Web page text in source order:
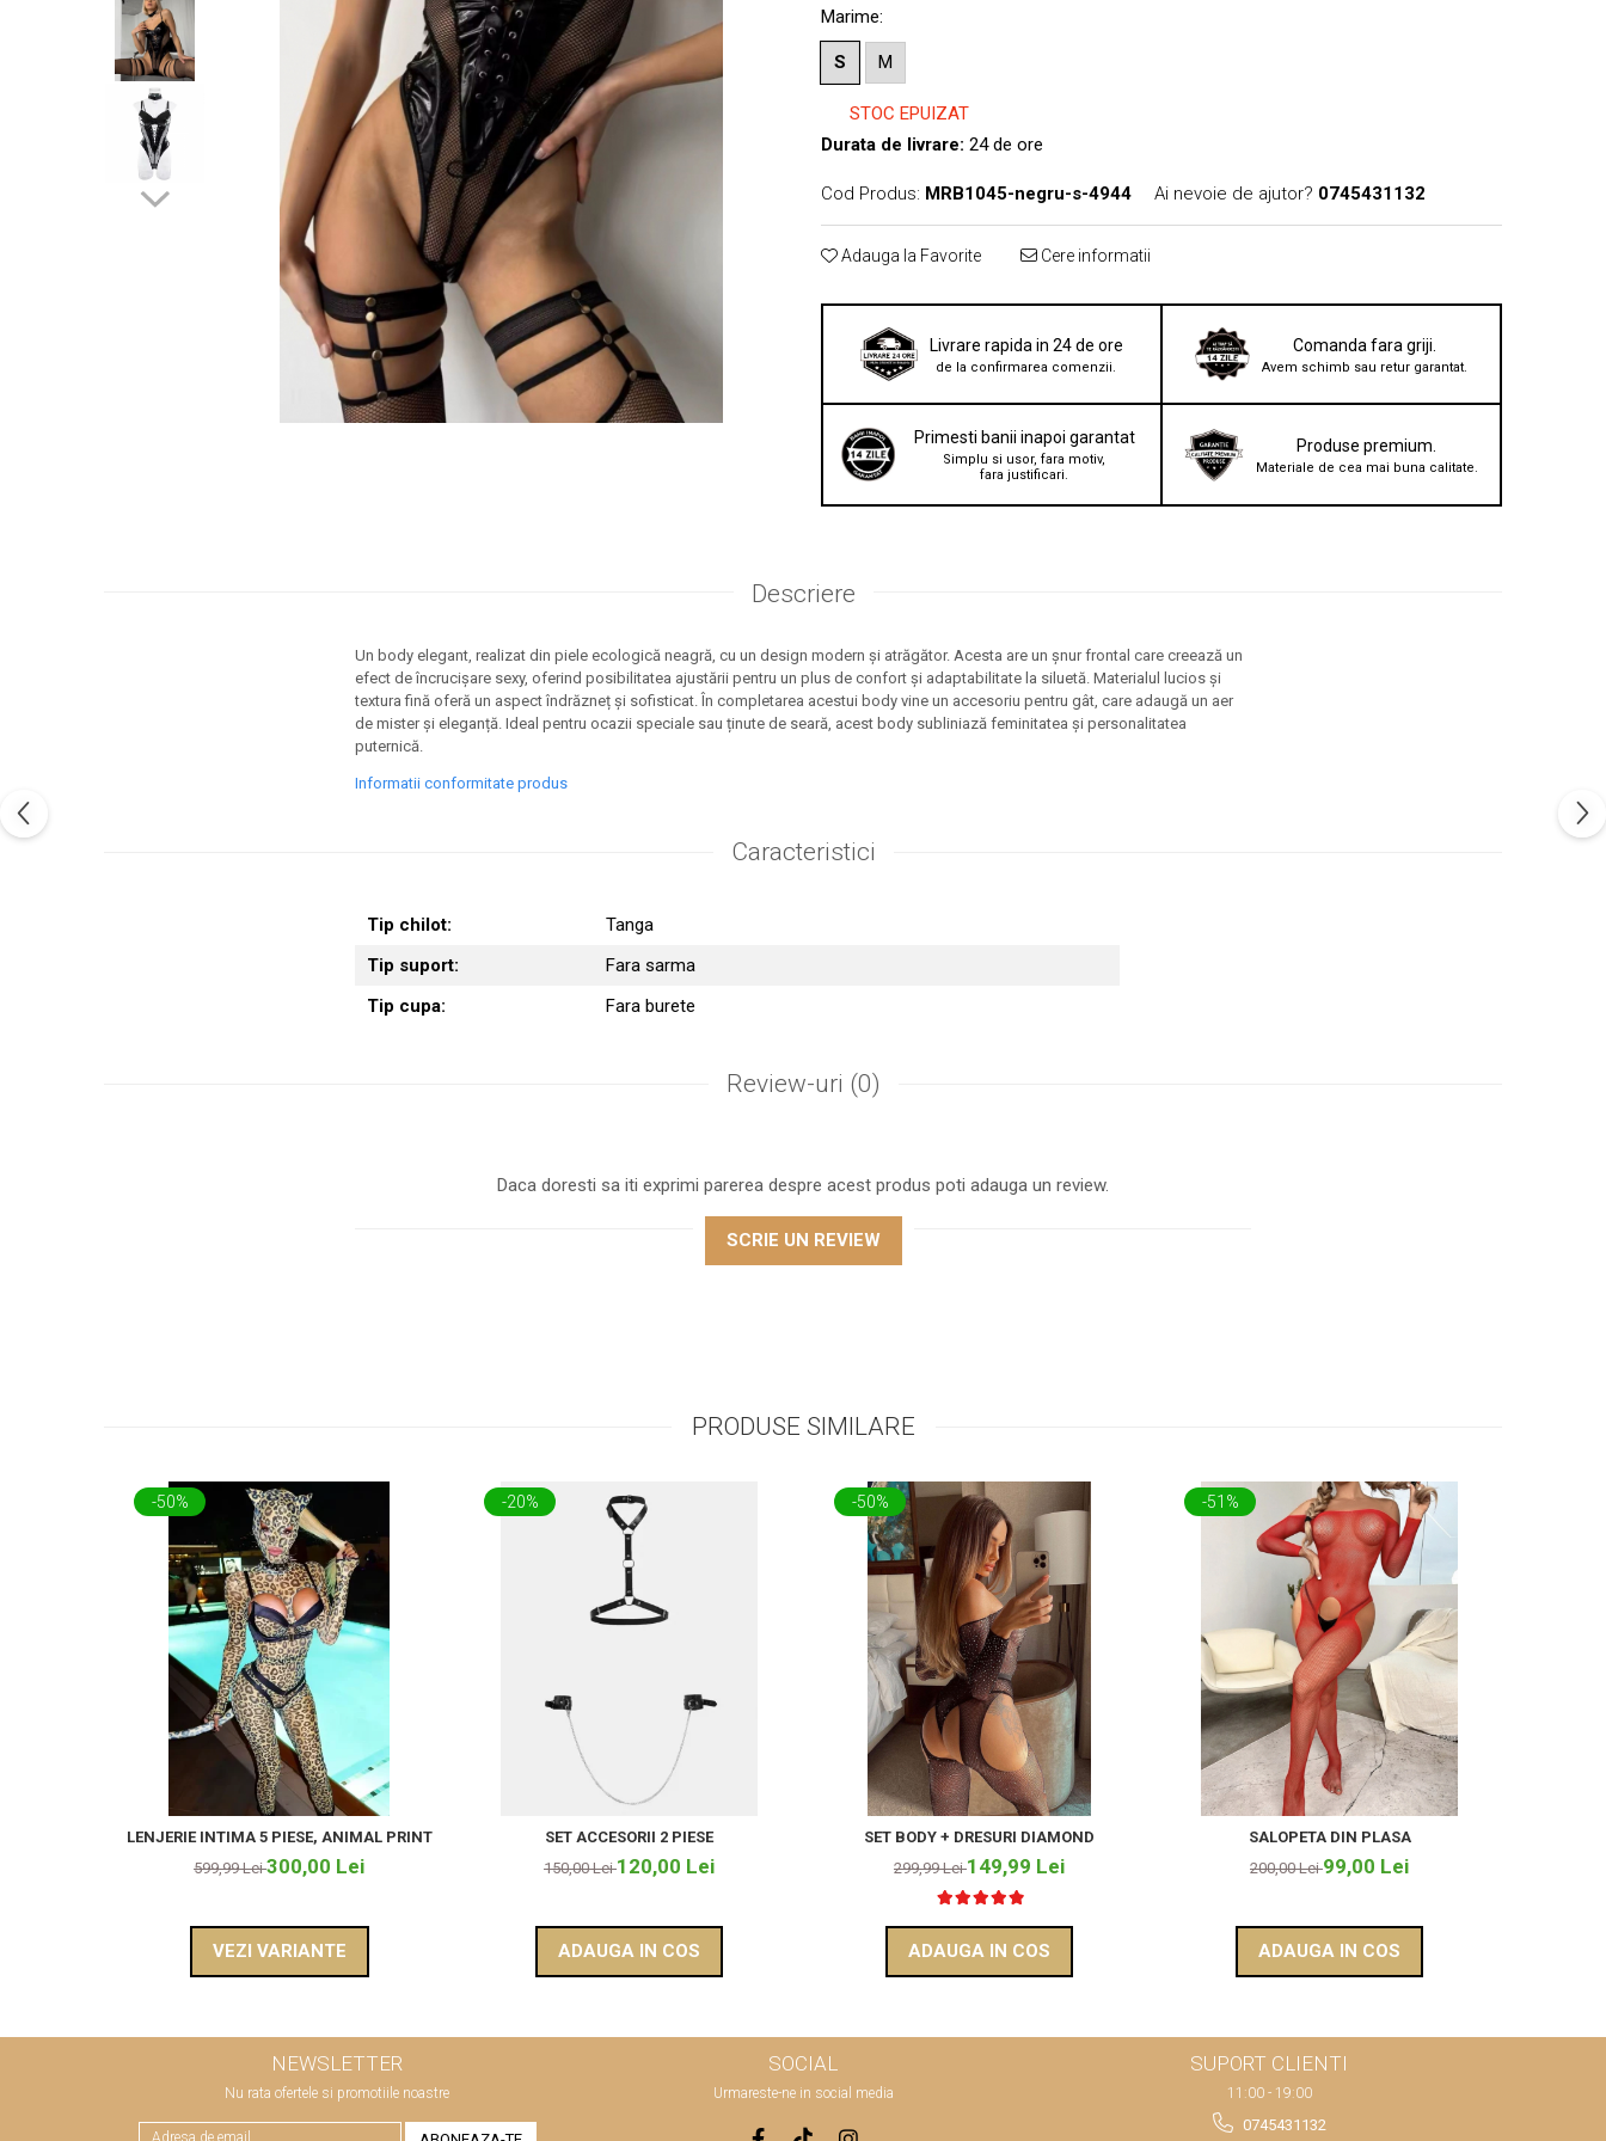
Marime:
S M
STOC EPUIZAT
Durata de livrare: 24 de ore
Cod Produs: MRB1045-negru-s-4944 Ai nevoie de ajutor? 0745431132
Adauga la Favorite Cere informatii
Livrare rapida in 24 de ore
de la confirmarea comenzii.
Comanda fara griji.
Avem schimb sau retur garantat.
Primesti banii inapoi garantat
Simplu si usor, fara motiv,
fara justificari.
Produse premium.
Materiale de cea mai buna calitate.
Descriere
Un body elegant, realizat din piele ecologică neagră, cu un design modern și atrăgător. Acesta are un șnur frontal care creează un
efect de încrucișare sexy, oferind posibilitatea ajustării pentru un plus de confort și adaptabilitate la siluetă. Materialul lucios și
textura fină oferă un aspect îndrăzneț și sofisticat. În completarea acestui body vine un accesoriu pentru gât, care adaugă un aer
de mister și eleganță. Ideal pentru ocazii speciale sau ținute de seară, acest body subliniază feminitatea și personalitatea
puternică.
Informatii conformitate produs
Caracteristici
Tip chilot:
Tanga
Tip suport:
Fara sarma
Tip cupa:
Fara burete
Review-uri (0)
Daca doresti sa iti exprimi parerea despre acest produs poti adauga un review.
SCRIE UN REVIEW
PRODUSE SIMILARE
-50%
LENJERIE INTIMA 5 PIESE, ANIMAL PRINT
599,99 Lei300,00 Lei
VEZI VARIANTE
-20%
SET ACCESORII 2 PIESE
150,00 Lei120,00 Lei
ADAUGA IN COS
-50%
SET BODY + DRESURI DIAMOND
299,99 Lei149,99 Lei
ADAUGA IN COS
-51%
SALOPETA DIN PLASA
200,00 Lei99,00 Lei
ADAUGA IN COS
NEWSLETTER
Nu rata ofertele si promotiile noastre
SOCIAL
Urmareste-ne in social media
SUPORT CLIENTI
11:00 - 19:00
0745431132